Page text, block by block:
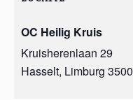
OC Heilig Kruis
Kruisherenlaan 29
Hasselt, Limburg 3500